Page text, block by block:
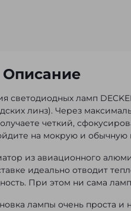
Описание
светодиодных ламп
линз). Через
четкий,
на мокрую и обычную
из авиационного
идеально отводит
При этом ни сама
лампы очень проста